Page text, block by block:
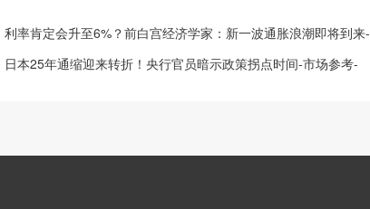
利率肯定会升至6%？前白宫经济学家：新一波通胀浪潮即将到来-
日本25年通缩迎来转折！央行官员暗示政策拐点时间-市场参考-